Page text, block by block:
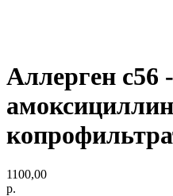
Аллерген с56 -
1100,00
р.